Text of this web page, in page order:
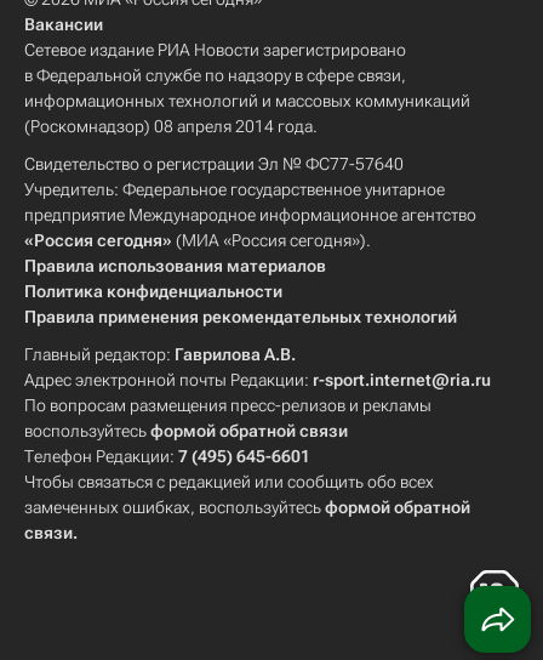
Вакансии
Сетевое издание РИА Новости зарегистрировано
в Федеральной службе по надзору в сфере связи,
информационных технологий и массовых коммуникаций
(Роскомнадзор) 08 апреля 2014 года.
Свидетельство о регистрации Эл № ФС77-57640
Учредитель: Федеральное государственное унитарное
предприятие Международное информационное агентство
«Россия сегодня» (МИА «Россия сегодня»).
Правила использования материалов
Политика конфиденциальности
Правила применения рекомендательных технологий
Главный редактор: Гаврилова А.В.
Адрес электронной почты Редакции: r-sport.internet@ria.ru
По вопросам размещения пресс-релизов и рекламы
воспользуйтесьформой обратной связи
Телефон Редакции: 7 (495) 645-6601
Чтобы связаться с редакцией или сообщить обо всех
замеченных ошибках, воспользуйтесьформой обратной
связи.